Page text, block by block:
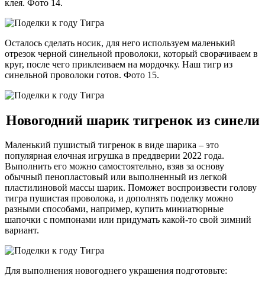
клея. Фото 14.
Осталось сделать носик, для него используем маленький
отрезок черной синельной проволоки, который сворачиваем в
круг, после чего приклеиваем на мордочку. Наш тигр из
синельной проволоки готов. Фото 15.
Новогодний шарик тигренок из синели
Маленький пушистый тигренок в виде шарика – это
популярная елочная игрушка в преддверии 2022 года.
Выполнить его можно самостоятельно, взяв за основу
обычный пенопластовый или выполненный из легкой
пластилиновой массы шарик. Поможет воспроизвести голову
тигра пушистая проволока, и дополнять поделку можно
разными способами, например, купить миниатюрные
шапочки с помпонами или придумать какой-то свой зимний
вариант.
Для выполнения новогоднего украшения подготовьте: